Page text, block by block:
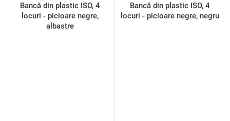
Bancă din plastic ISO, 4
locuri - picioare negre,
albastre
Bancă din plastic ISO, 4
locuri - picioare negre, negru